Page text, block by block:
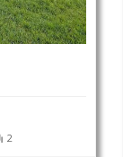
2